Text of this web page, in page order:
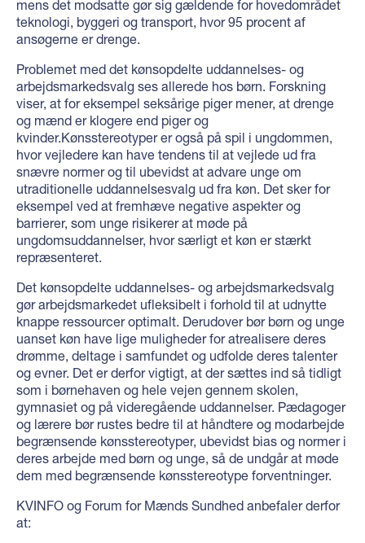
mens det modsatte gør sig gældende for hovedområdet
teknologi, byggeri og transport, hvor 95 procent af
ansøgerne er drenge.
Problemet med det kønsopdelte uddannelses- og
arbejdsmarkedsvalg ses allerede hos børn. Forskning
viser, at for eksempel seksårige piger mener, at drenge
og mænd er klogere end piger og
kvinder.Kønsstereotyper er også på spil i ungdommen,
hvor vejledere kan have tendens til at vejlede ud fra
snævre normer og til ubevidst at advare unge om
utraditionelle uddannelsesvalg ud fra køn. Det sker for
eksempel ved at fremhæve negative aspekter og
barrierer, som unge risikerer at møde på
ungdomsuddannelser, hvor særligt et køn er stærkt
repræsenteret.
Det kønsopdelte uddannelses- og arbejdsmarkedsvalg
gør arbejdsmarkedet ufleksibelt i forhold til at udnytte
knappe ressourcer optimalt. Derudover bør børn og unge
uanset køn have lige muligheder for atrealisere deres
drømme, deltage i samfundet og udfolde deres talenter
og evner. Det er derfor vigtigt, at der sættes ind så tidligt
som i børnehaven og hele vejen gennem skolen,
gymnasiet og på videregående uddannelser. Pædagoger
og lærere bør rustes bedre til at håndtere og modarbejde
begrænsende kønsstereotyper, ubevidst bias og normer i
deres arbejde med børn og unge, så de undgår at møde
dem med begrænsende kønsstereotype forventninger.
KVINFO og Forum for Mænds Sundhed anbefaler derfor
at: